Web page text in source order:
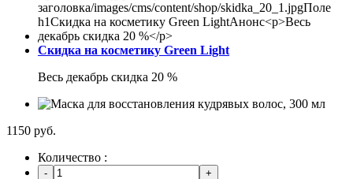
Скидка на косметику Green Light
Весь декабрь скидка 20 %
1150 руб.
Количество :